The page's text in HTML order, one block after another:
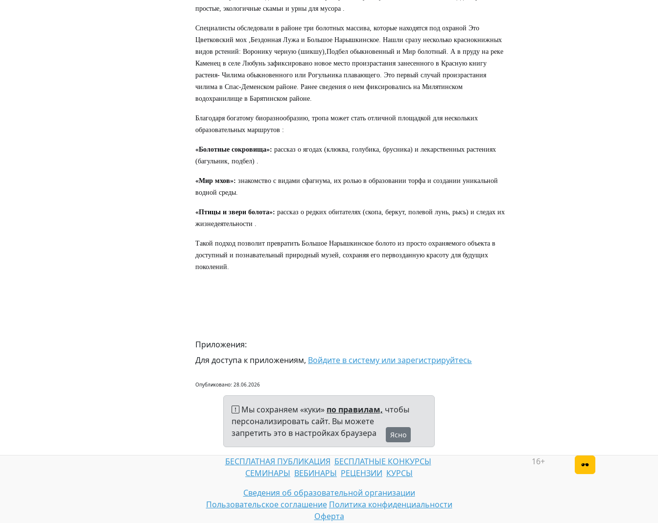
простые, экологичные скамьи и урны для мусора .
Специалисты обследовали в районе три болотных массива, которые находятся под охраной Это
Цветковский мох ,Бездонная Лужа и Большое Нарышкинское. Нашли сразу несколько краснокнижных
видов рстений: Воронику черную (шикшу),Подбел обыкновенный и Мир болотный. А в пруду на реке
Каменец в селе Любунь зафиксировано новое место произрастания занесенного в Красную книгу
растеия- Чилима обыкновенного или Рогульника плавающего. Это первый случай произрастания
чилима в Спас-Деменском районе. Ранее сведения о нем фиксировались на Милятинском
водохранилище в Барятинском районе.
Благодаря богатому биоразнообразию, тропа может стать отличной площадкой для нескольких
образовательных маршрутов :
«Болотные сокровища»: рассказ о ягодах (клюква, голубика, брусника) и лекарственных растениях
(багульник, подбел) .
«Мир мхов»: знакомство с видами сфагнума, их ролью в образовании торфа и создании уникальной
водной среды.
«Птицы и звери болота»: рассказ о редких обитателях (скопа, беркут, полевой лунь, рысь) и следах их
жизнедеятельности .
Такой подход позволит превратить Большое Нарышкинское болото из просто охраняемого объекта в
доступный и познавательный природный музей, сохраняя его первозданную красоту для будущих
поколений.
Приложения:
Для доступа к приложениям, Войдите в систему или зарегистрируйтесь
Опубликовано: 28.06.2026
Мы сохраняем «куки» по правилам, чтобы
персонализировать сайт. Вы можете
запретить это в настройках браузера
Ясно
БЕСПЛАТНАЯ ПУБЛИКАЦИЯ БЕСПЛАТНЫЕ КОНКУРСЫ
СЕМИНАРЫ ВЕБИНАРЫ РЕЦЕНЗИИ КУРСЫ
Сведения об образовательной организации
Пользовательское соглашение Политика конфиденциальности
Оферта
16+